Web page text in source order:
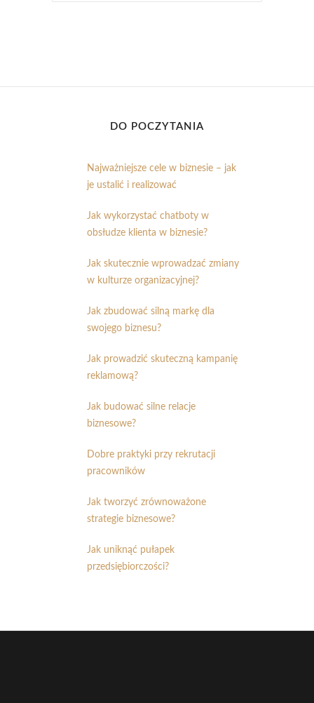
DO POCZYTANIA
Najważniejsze cele w biznesie – jak
je ustalić i realizować
Jak wykorzystać chatboty w
obsłudze klienta w biznesie?
Jak skutecznie wprowadzać zmiany
w kulturze organizacyjnej?
Jak zbudować silną markę dla
swojego biznesu?
Jak prowadzić skuteczną kampanię
reklamową?
Jak budować silne relacje
biznesowe?
Dobre praktyki przy rekrutacji
pracowników
Jak tworzyć zrównoważone
strategie biznesowe?
Jak uniknąć pułapek
przedsiębiorczości?